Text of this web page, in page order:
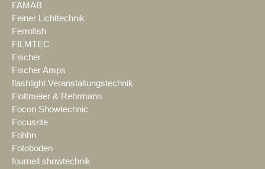
FAMAB
Feiner Lichttechnik
Ferrofish
FILMTEC
Fischer
Fischer Amps
flashlight Veranstaltungstechnik
Flottmeier & Rehrmann
Focon Showtechnic
Focusrite
Fohhn
Fotoboden
fournell showtechnik